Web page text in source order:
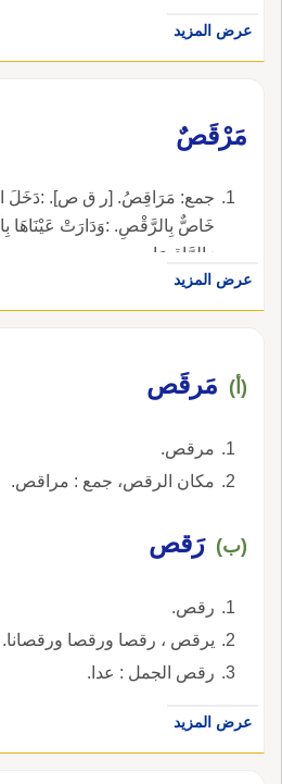
عرض المزيد
مَرْقَصٌ
جمع: مَرَاقِصُ. [ر ق ص]. :دَخَلَ
خَاصٌّ بِالرَّقْصِ. :وَدَارَتْ عَيْنَاهَا
وَالرَّاقِصَاتِ.
عرض المزيد
(أ) مَرقَص
مرقص.
مكان الرقص، جمع : مراقص.
(ب) رَقص
رقص.
يرقص ، رقصا ورقصا ورقصانا.
رقص الجمل : عدا.
عرض المزيد